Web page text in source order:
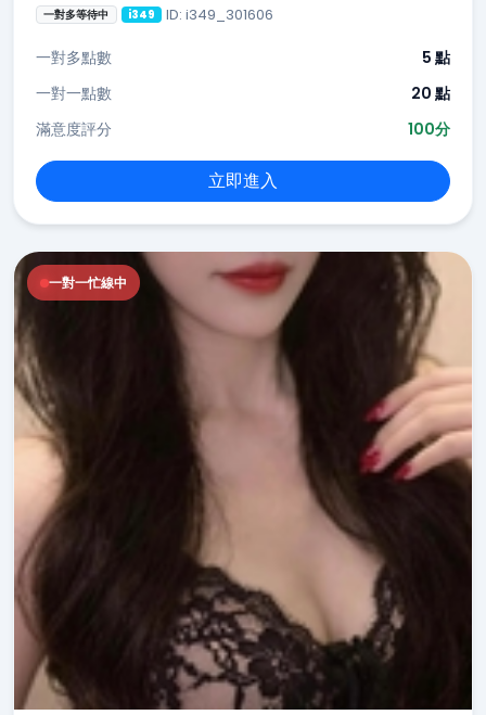
一對多等待中 i349 ID: i349_301606
一對多點數
5 點
一對一點數
20 點
滿意度評分
100分
立即進入
一對一忙線中